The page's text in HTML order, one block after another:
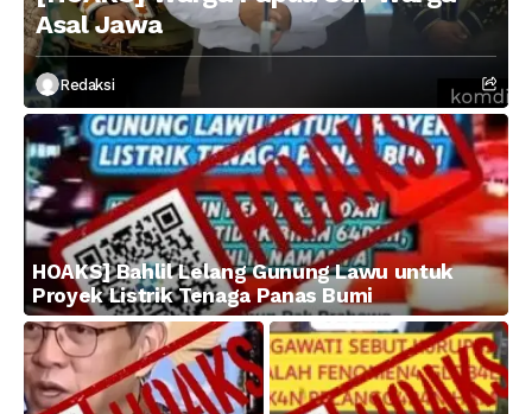
Asal Jawa
Redaksi
HOAKS] Bahlil Lelang Gunung Lawu untuk
Proyek Listrik Tenaga Panas Bumi